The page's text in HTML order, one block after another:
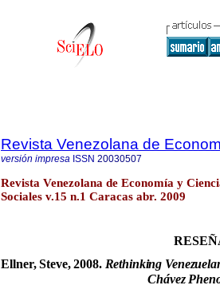
Revista Venezolana de
versión impresa ISSN 20030507
Revista Venezolana de Economía y
Sociales v.15 n.1 Caracas abr. 2009
Ellner, Steve, 2008. Rethinking
Chávez